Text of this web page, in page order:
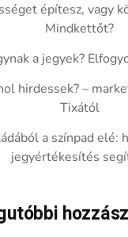
építesz, vagy
Mindkettőt?
a jegyek?
hirdessek? –
Tixától
a színpad elé:
jegyértékesítés